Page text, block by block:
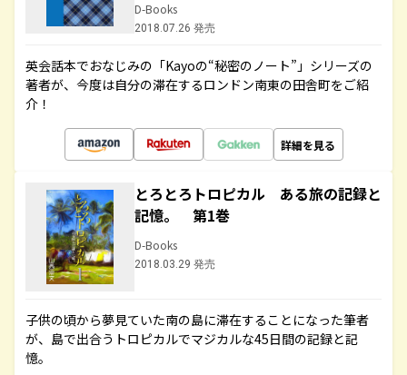
D-Books
2018.07.26 発売
英会話本でおなじみの「Kayoの“秘密のノート”」シリーズの
著者が、今度は自分の滞在するロンドン南東の田舎町をご紹
介！
詳細を見る
とろとろトロピカル ある旅の記録と
記憶。 第1巻
D-Books
2018.03.29 発売
子供の頃から夢見ていた南の島に滞在することになった筆者
が、島で出合うトロピカルでマジカルな45日間の記録と記
憶。